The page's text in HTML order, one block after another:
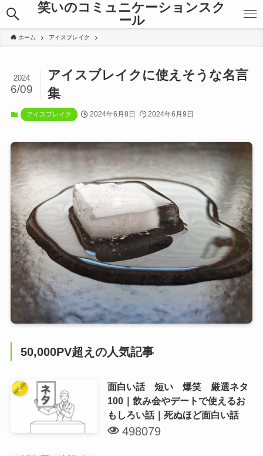
笑いのコミュニケーションスク
ール
ホーム アイスブレイク
アイスブレイクに使えそうな名言
集
2024
6/09
アイスブレイク 2024年6月8日 2024年6月9日
50,000PV超えの人気記事
面白い話 短い 爆笑 厳選ネタ
100｜飲み会やデートで使えるお
もしろい話｜死ぬほど面白い話
498079